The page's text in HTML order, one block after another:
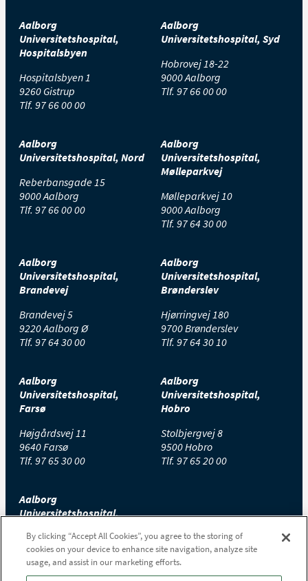
Aalborg
Universitetshospital,
Hospitalsbyen
Hospitalsbyen 1
9260 Gistrup
Tlf. 97 66 00 00
Aalborg
Universitetshospital, Syd
Hobrovej 18-22
9000 Aalborg
Tlf. 97 66 00 00
Aalborg
Universitetshospital, Nord
Reberbansgade 15
9000 Aalborg
Tlf. 97 66 00 00
Aalborg
Universitetshospital,
Mølleparkvej
Mølleparkvej 10
9000 Aalborg
Tlf. 97 64 30 00
Aalborg
Universitetshospital,
Brandevej
Brandevej 5
9220 Aalborg Ø
Tlf. 97 64 30 00
Aalborg
Universitetshospital,
Brønderslev
Hjørringvej 180
9700 Brønderslev
Tlf. 97 64 30 10
Aalborg
Universitetshospital,
Farsø
Højgårdsvej 11
9640 Farsø
Tlf. 97 65 30 00
Aalborg
Universitetshospital,
Hobro
Stolbjergvej 8
9500 Hobro
Tlf. 97 65 20 00
Aalborg
Universitetshospital,
Højtoftevej 2
7700 Thisted
By clicking “Accept All Cookies”, you agree to the storing of
cookies on your device to enhance site navigation, analyze site
usage, and assist in our marketing efforts.